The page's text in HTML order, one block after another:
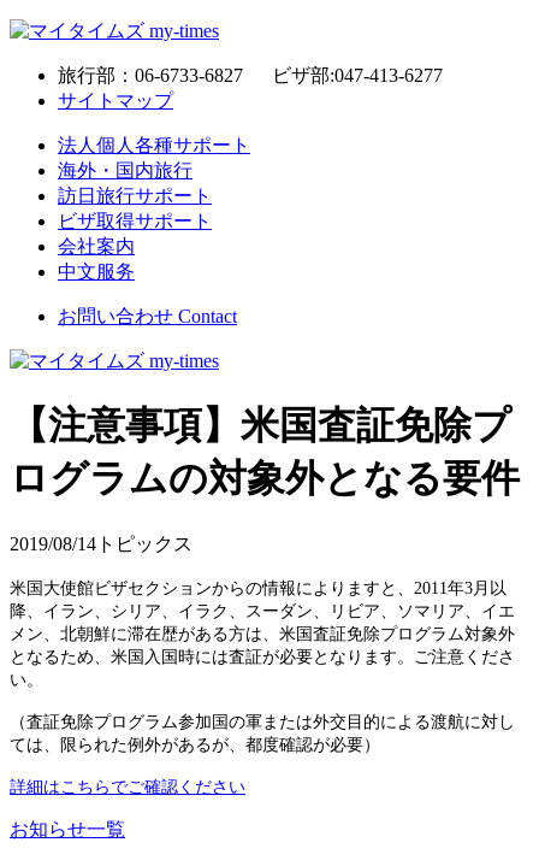
旅行部：06-6733-6827 ビザ部:047-413-6277
サイトマップ
法人個人各種サポート
海外・国内旅行
訪日旅行サポート
ビザ取得サポート
会社案内
中文服务
お問い合わせ Contact
【注意事項】米国査証免除プ
ログラムの対象外となる要件
2019/08/14 トピックス
米国大使館ビザセクションからの情報によりますと、 2011年3月以
降、イラン、シリア、イラク、スーダン、リビア、ソマリア、イエ
メン、北朝鮮に滞在歴がある方は、 米国査証免除プログラム対象外
となるため、米国入国時には査証が必要となります。
ご注意くださ
い。
（査証免除プログラム参加国の軍または外交目的による渡航に対し
ては、限られた例外があるが、都度確認が必要）
詳細はこちらでご確認ください
お知らせ一覧